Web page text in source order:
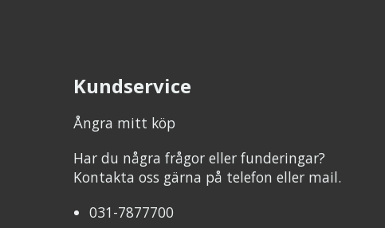
Kundservice
Ångra mitt köp
Har du några frågor eller funderingar?
Kontakta oss gärna på telefon eller mail.
031-7877700